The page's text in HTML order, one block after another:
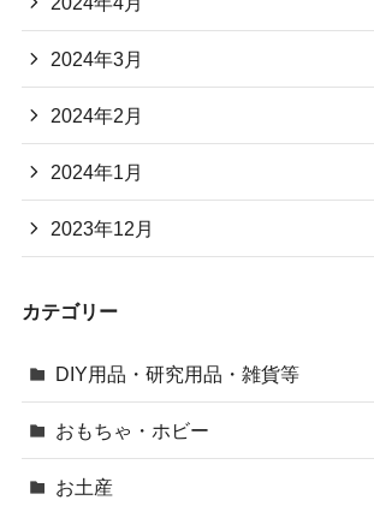
2024年3月
2024年2月
2024年1月
2023年12月
カテゴリー
DIY用品・研究用品・雑貨等
おもちゃ・ホビー
お土産